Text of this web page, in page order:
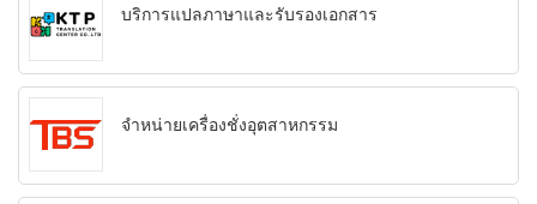
บริการแปลภาษาและรับรองเอกสาร
จำหน่ายเครื่องชั่งอุตสาหกรรม